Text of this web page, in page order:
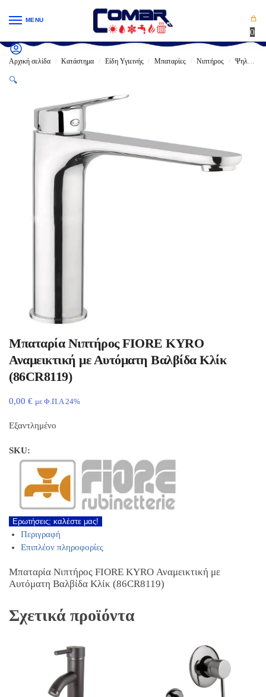
MENU
0
Αρχική σελίδα / Κατάστημα / Είδη Υγιεινής / Μπαταρίες / Νιπτήρος / Ψηλές Πάγκου
🔍
Μπαταρία Νιπτήρος FIORE KYRO
Αναμεικτική με Αυτόματη Βαλβίδα Κλίκ
(86CR8119)
0,00 € με Φ.Π.Α 24%
Εξαντλημένο
SKU:
Ερωτήσεις; καλέστε μας!
Περιγραφή
Επιπλέον πληροφορίες
Μπαταρία Νιπτήρος FIORE KYRO Αναμεικτική με
Αυτόματη Βαλβίδα Κλίκ (86CR8119)
Σχετικά προϊόντα